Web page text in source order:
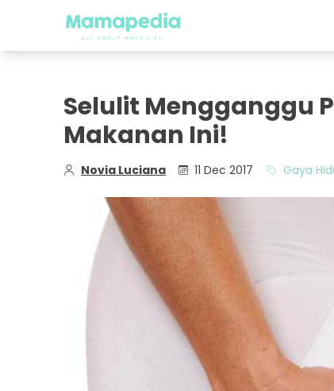
Selulit Mengganggu
Makanan Ini!
Novia Luciana 11 Dec 2017 Gaya